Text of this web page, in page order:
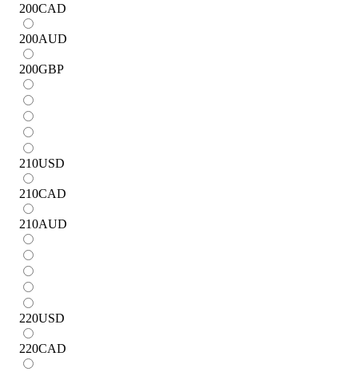
200CAD
200AUD
200GBP
210USD
210CAD
210AUD
220USD
220CAD